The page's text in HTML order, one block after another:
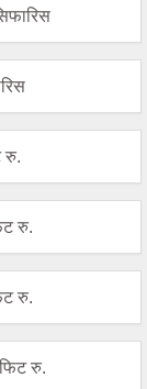
रु.
रु.
रु.
फिट रु.